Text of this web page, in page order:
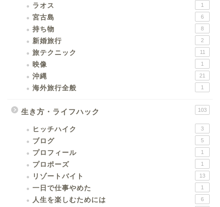
ラオス 1
宮古島 6
持ち物 8
新婚旅行 2
旅テクニック 11
映像 1
沖縄 21
海外旅行全般 1
生き方・ライフハック 103
ヒッチハイク 3
ブログ 5
プロフィール 1
プロポーズ 1
リゾートバイト 13
一日で仕事やめた 1
人生を楽しむためには 6